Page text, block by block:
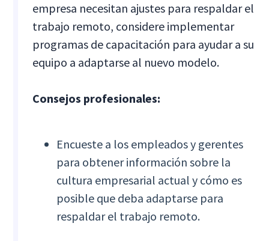
empresa necesitan ajustes para respaldar el
trabajo remoto, considere implementar
programas de capacitación para ayudar a su
equipo a adaptarse al nuevo modelo.
Consejos profesionales:
Encueste a los empleados y gerentes
para obtener información sobre la
cultura empresarial actual y cómo es
posible que deba adaptarse para
respaldar el trabajo remoto.